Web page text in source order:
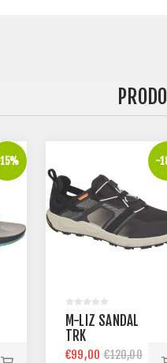
-
M-LIZ SANDAL
TRK
€99,00 €120,00